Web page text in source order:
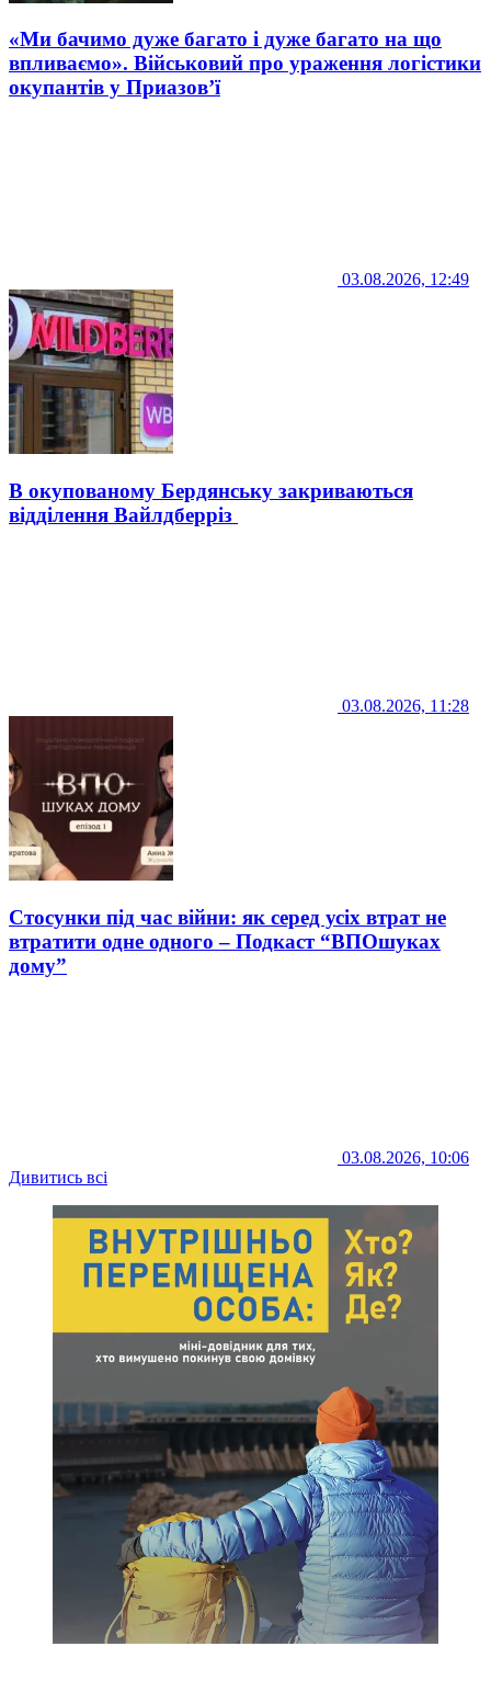
«Ми бачимо дуже багато і дуже багато на що
впливаємо». Військовий про ураження логістики
окупантів у Приазов’ї
03.08.2026, 12:49
В окупованому Бердянську закриваються
відділення Вайлдберріз
03.08.2026, 11:28
Стосунки під час війни: як серед усіх втрат не
втратити одне одного – Подкаст “ВПОшуках
дому”
03.08.2026, 10:06
Дивитись всі